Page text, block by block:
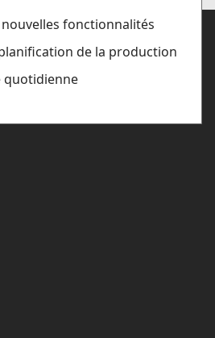
fonctionnalités
de la production
quotidienne